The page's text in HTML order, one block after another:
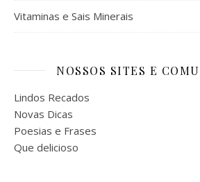
Vitaminas e Sais Minerais
NOSSOS SITES E
Lindos Recados
Novas Dicas
Poesias e Frases
Que delicioso